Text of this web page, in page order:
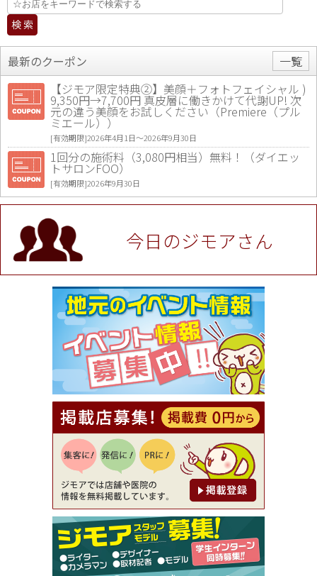
最新のクーポン
一覧
【ジモア限定特典②】美顔＋フォトフェイシャル )
9,350円→7,700円 真皮層に働きかけて代謝UP! 次
元の違う美顔をお試しください（Premiere（プル
ミエール））
[有効期限]2026年4月1日〜2026年9月30日
1回分の施術料（3,080円相当）無料！（ダイエッ
トサロンFOO）
[有効期限]2026年9月30日
値段提示後「ジモア見た」で更に買い取り金額 U
P！※チケットと新品商品は除く（大黒屋 高田馬場
駅前店）
[有効期限]2026年9月30日
★ジモア限定特典★ お会計より全品5％OFF（ナチ
ュラル＆ハンドメイドショップ［マキマキ］）
[有効期限]2026年9月30日まで
【ジモア限定①】初回割引 特価 VIO脱毛11,000円
⇒8,800円（メンズ専門ワックス脱毛サロン Mickle
（ミックル））
[有効期限]2026年9月30日
【ジモア読者特典2】コース 3,500円→3,000円（料
理5品+2時間飲み放題）（創作イタリアン Pia Cu
ore（ピアクオーレ））
[有効期限]2026年9月30日
【ジモア読者特典1】料理全品20％OFF ※18時以
降（創作イタリアン Pia Cuore（ピアクオーレ））
[有効期限]2026年9月30日
【ジモア限定②】初回割引 特価 鼻毛脱毛 半額 2,2
00円⇒1,100円（メンズ専門ワックス脱毛サロン Mi
ckle（ミックル））
[有効期限]2026年9月30日
【ジモア限定特典①】まつ毛カール 3,850円→ 2,7
50円（Premiere（プルミエール））
[有効期限]2026年9月30日
今日のジモアさん